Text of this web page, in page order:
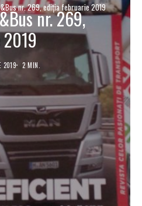
nr. 269, ediția februarie 2019
nr. 269,
2019 2 MIN.